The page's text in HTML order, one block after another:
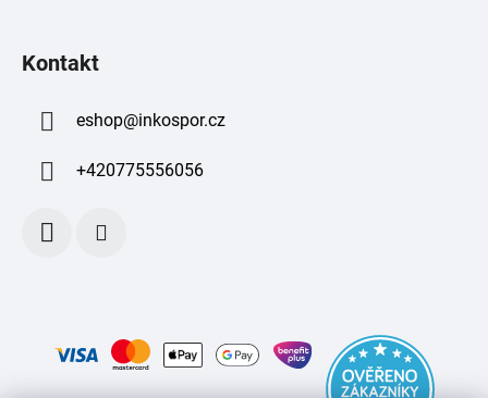
Kontakt
eshop@inkospor.cz
+420775556056